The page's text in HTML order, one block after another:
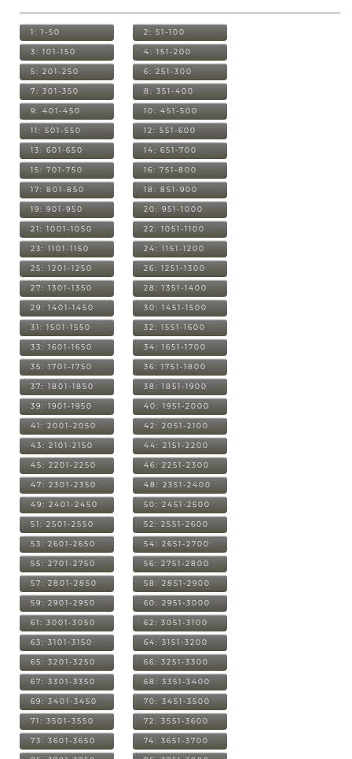
1: 1-50 2: 51-100
3: 101-150 4: 151-200
5: 201-250 6: 251-300
7: 301-350 8: 351-400
9: 401-450 10: 451-500
11: 501-550 12: 551-600
13: 601-650 14: 651-700
15: 701-750 16: 751-800
17: 801-850 18: 851-900
19: 901-950 20: 951-1000
21: 1001-1050 22: 1051-1100
23: 1101-1150 24: 1151-1200
25: 1201-1250 26: 1251-1300
27: 1301-1350 28: 1351-1400
29: 1401-1450 30: 1451-1500
31: 1501-1550 32: 1551-1600
33: 1601-1650 34: 1651-1700
35: 1701-1750 36: 1751-1800
37: 1801-1850 38: 1851-1900
39: 1901-1950 40: 1951-2000
41: 2001-2050 42: 2051-2100
43: 2101-2150 44: 2151-2200
45: 2201-2250 46: 2251-2300
47: 2301-2350 48: 2351-2400
49: 2401-2450 50: 2451-2500
51: 2501-2550 52: 2551-2600
53: 2601-2650 54: 2651-2700
55: 2701-2750 56: 2751-2800
57: 2801-2850 58: 2851-2900
59: 2901-2950 60: 2951-3000
61: 3001-3050 62: 3051-3100
63: 3101-3150 64: 3151-3200
65: 3201-3250 66: 3251-3300
67: 3301-3350 68: 3351-3400
69: 3401-3450 70: 3451-3500
71: 3501-3550 72: 3551-3600
73: 3601-3650 74: 3651-3700